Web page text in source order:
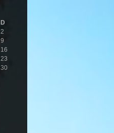
D
2
9
16
23
30